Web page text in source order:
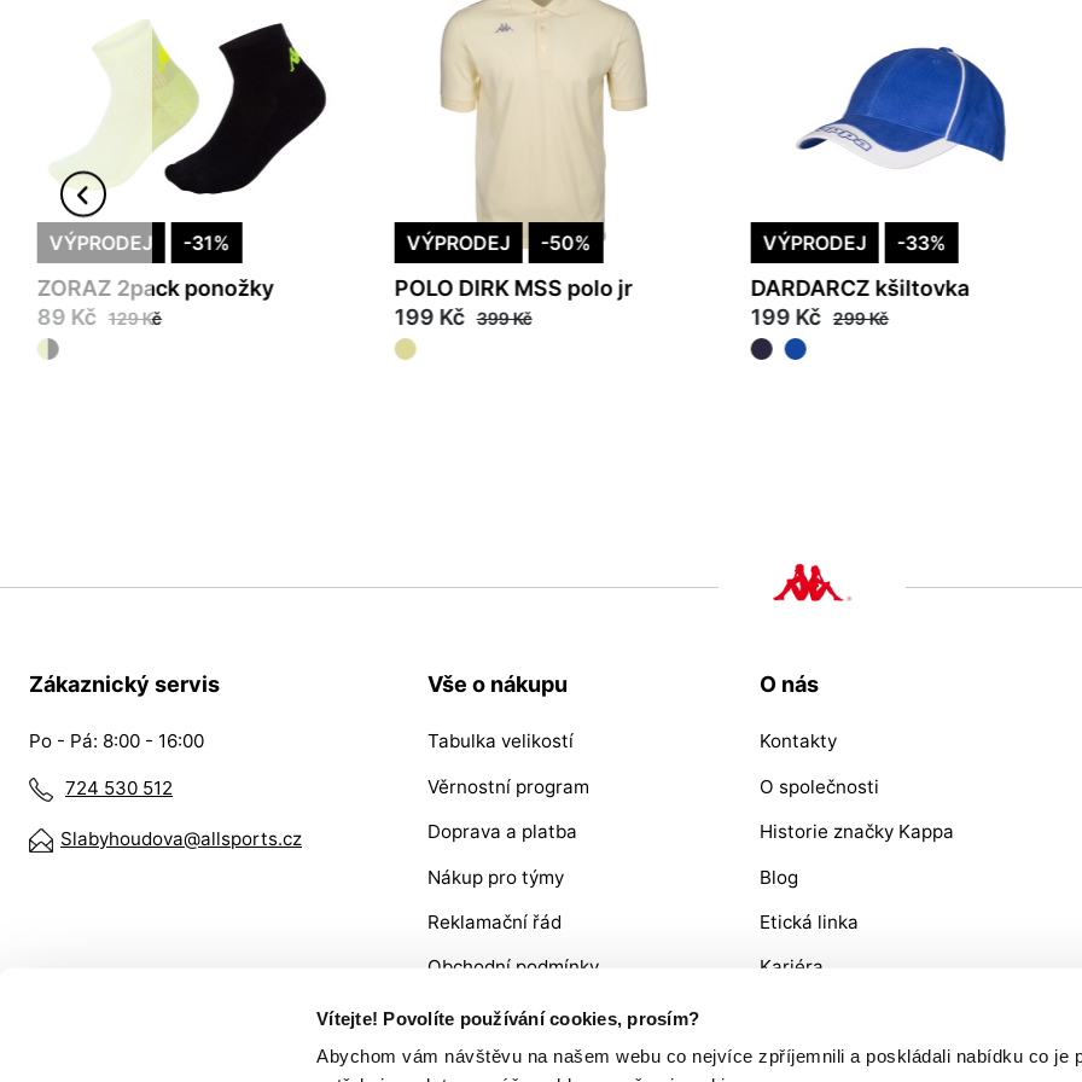
Vítejte! Povolíte používání cookies, prosím?
Abychom vám návštěvu na našem webu co nejvíce zpříjemnili a poskládali nabídku co je
VÝPRODEJ -31%
ZORAZ 2pack ponožky
89 Kč 129 Kč
VÝPRODEJ -50%
POLO DIRK MSS polo jr
199 Kč 399 Kč
VÝPRODEJ -33%
DARDARCZ kšiltovka
199 Kč 299 Kč
Zákaznický servis
Po - Pá: 8:00 - 16:00
724 530 512
Slabyhoudova@allsports.cz
Vše o nákupu
Tabulka velikostí
Věrnostní program
Doprava a platba
Nákup pro týmy
Reklamační řád
Obchodní podmínky
VRÁCENÍ ZBOŽÍ / REKLAMACE
O nás
Kontakty
O společnosti
Historie značky Kappa
Blog
Etická linka
Kariéra